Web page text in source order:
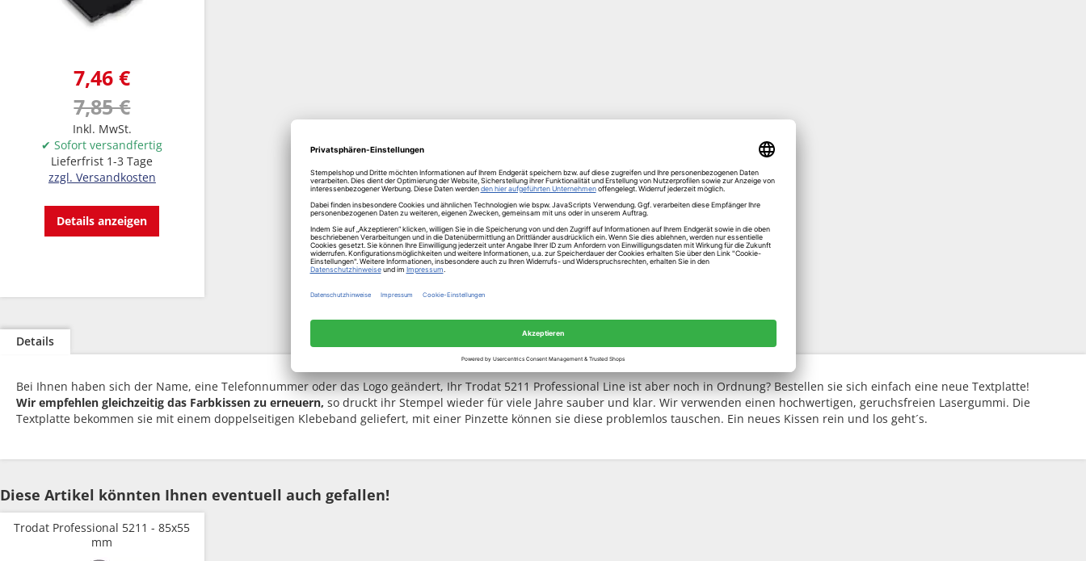
7,46 €
7,85 €
Inkl. MwSt.
✔ Sofort versandfertig
Lieferfrist 1-3 Tage
zzgl. Versandkosten
Details anzeigen
Details
Bei Ihnen haben sich der Name, eine Telefonnummer oder das Logo geändert, Ihr Trodat 5211 Professional Line ist aber noch in Ordnung? Bestellen sie sich einfach eine neue Textplatte!
Wir empfehlen gleichzeitig das Farbkissen zu erneuern, so druckt ihr Stempel wieder für viele Jahre sauber und klar. Wir verwenden einen hochwertigen, geruchsfreien Lasergummi. Die
Textplatte bekommen sie mit einem doppelseitigen Klebeband geliefert, mit einer Pinzette können sie diese problemlos tauschen. Ein neues Kissen rein und los geht´s.
Diese Artikel könnten Ihnen eventuell auch gefallen!
Trodat Professional 5211 - 85x55
mm